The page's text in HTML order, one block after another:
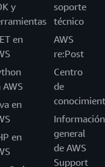
y
en
AWS
en
en
soporte
técnico
AWS
re:Post
Centro
de
Información
general
de AWS
Support